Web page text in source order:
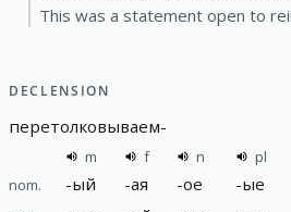
This was a statement open to
DECLENSION
перетолковываем-
m f n
pl
nom.
-ый -ая -ое -ые